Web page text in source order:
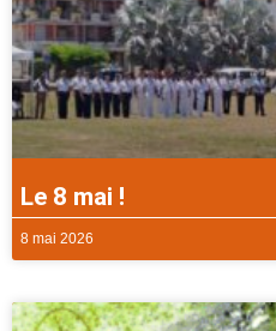
Le 8 mai !
8 mai 2026